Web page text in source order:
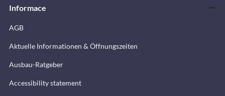
Informace
AGB
Aktuelle Informationen & Öffnungszeiten
Ausbau-Ratgeber
Accessibility statement